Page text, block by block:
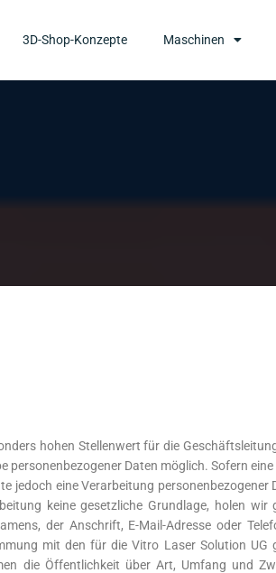
3D-Shop-Konzepte Maschinen
hohen Stellenwert für die
Daten möglich. Sofern
jedoch eine Verarbeitung personenbezogener
keine gesetzliche Grundlage, holen wir
der Anschrift, E-Mail-Adresse oder
mit den für die Vitro Laser Solution UG
die Öffentlichkeit über Art, Umfang und